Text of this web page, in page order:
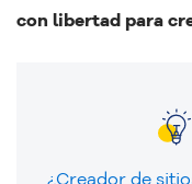
con libertad para
¿Creador de